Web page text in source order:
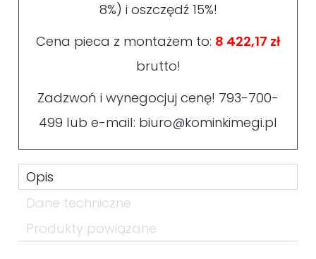
8%) i oszczędź 15%!
Cena pieca z montażem to: 8 422,17 zł
brutto!
Zadzwoń i wynegocjuj cenę! 793-700-
499 lub e-mail: biuro@kominkimegi.pl
Opis
Dane techniczne
Produkty powiązane